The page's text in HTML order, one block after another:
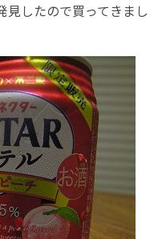
したので買ってきまし